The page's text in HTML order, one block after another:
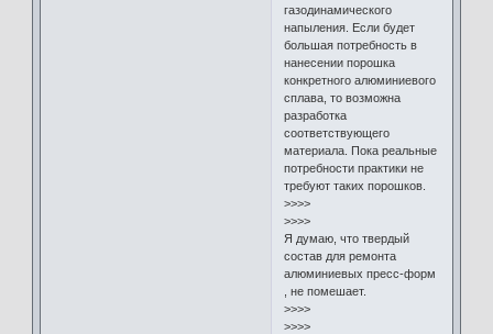
газодинамического
напыления. Если будет
большая потребность в
нанесении порошка
конкретного алюминиевого
сплава, то возможна
разработка
соответствующего
материала. Пока реальные
потребности практики не
требуют таких порошков.
>>>>
>>>>
Я думаю, что твердый
состав для ремонта
алюминиевых пресс-форм
, не помешает.
>>>>
>>>>